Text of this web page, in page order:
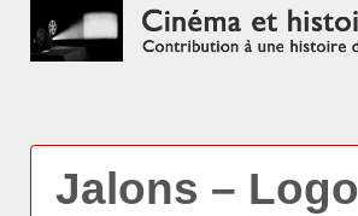
Jalons – Logo